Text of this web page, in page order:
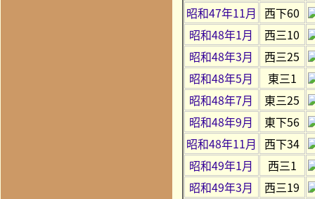
昭和47年11月 西下60
昭和48年1月
西三10
昭和48年3月
西三25
昭和48年5月
東三1
昭和48年7月
東三25
昭和48年9月
東下56
昭和48年11月 西下34
昭和49年1月
西三1
昭和49年3月
西三19